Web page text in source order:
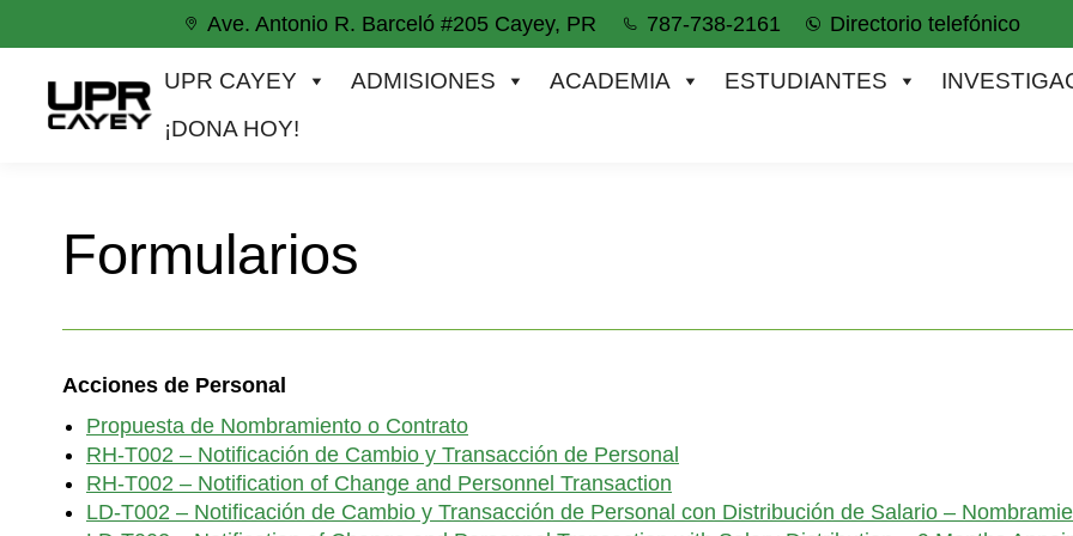
Ave. Antonio R. Barceló #205 Cayey, PR 787-738-2161 Directorio telefónico
UPR CAYEY ADMISIONES ACADEMIA ESTUDIANTES
¡DONA HOY!
Formularios
Acciones de Personal
Propuesta de Nombramiento o Contrato
RH-T002 – Notificación de Cambio y Transacción de Personal
RH-T002 – Notification of Change and Personnel Transaction
LD-T002 – Notificación de Cambio y Transacción de Personal con Distribución de Salario –
UPR CAYEY ADMISIONES ACADEMIA ESTUDIANTES INVESTIGACIÓN